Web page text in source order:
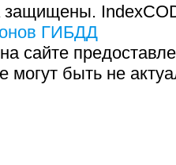
защищены.
ГИБДД
сайте
могут быть не